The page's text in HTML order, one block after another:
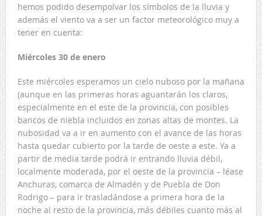
hemos podido desempolvar los símbolos de la lluvia y
además el viento va a ser un factor meteorológico muy a
tener en cuenta:
Miércoles 30 de enero
Este miércoles esperamos un cielo nuboso por la mañana
(aunque en las primeras horas aguantarán los claros,
especialmente en el este de la provincia, con posibles
bancos de niebla incluidos en zonas altas de montes. La
nubosidad va a ir en aumento con el avance de las horas
hasta quedar cubierto por la tarde de oeste a este. Ya a
partir de media tarde podrá ir entrando lluvia débil,
localmente moderada, por el oeste de la provincia – léase
Anchuras, comarca de Almadén y de Puebla de Don
Rodrigo – para ir trasladándose a primera hora de la
noche al resto de la provincia, más débiles cuanto más al